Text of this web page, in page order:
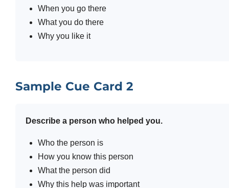
When you go there
What you do there
Why you like it
Sample Cue Card 2
Describe a person who helped you.
Who the person is
How you know this person
What the person did
Why this help was important